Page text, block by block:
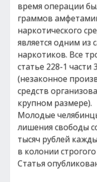
время операции
граммов
наркотического
является одним
наркотиков. Все
статье 228-1 части
(незаконное
средств
крупном размере).
Молодые
лишения свободы
тысяч рублей
в колонии
Статья